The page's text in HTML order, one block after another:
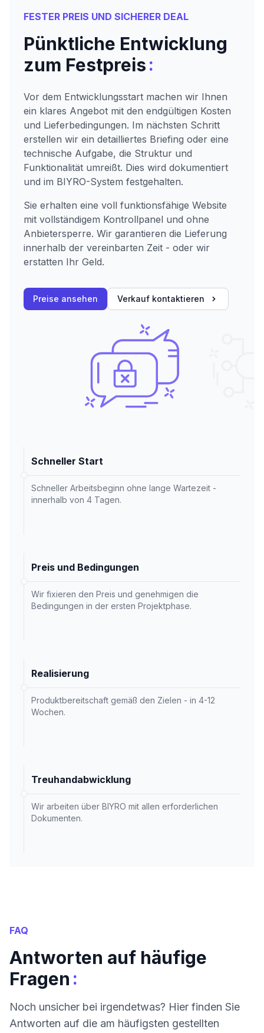
FESTER PREIS UND SICHERER DEAL
Pünktliche Entwicklung
zum Festpreis:
Vor dem Entwicklungsstart machen wir Ihnen
ein klares Angebot mit den endgültigen Kosten
und Lieferbedingungen. Im nächsten Schritt
erstellen wir ein detailliertes Briefing oder eine
technische Aufgabe, die Struktur und
Funktionalität umreißt. Dies wird dokumentiert
und im BIYRO-System festgehalten.
Sie erhalten eine voll funktionsfähige Website
mit vollständigem Kontrollpanel und ohne
Anbietersperre. Wir garantieren die Lieferung
innerhalb der vereinbarten Zeit - oder wir
erstatten Ihr Geld.
Preise ansehen Verkauf kontaktieren
Schneller Start
Schneller Arbeitsbeginn ohne lange Wartezeit -
innerhalb von 4 Tagen.
Preis und Bedingungen
Wir fixieren den Preis und genehmigen die
Bedingungen in der ersten Projektphase.
Realisierung
Produktbereitschaft gemäß den Zielen - in 4-12
Wochen.
Treuhandabwicklung
Wir arbeiten über BIYRO mit allen erforderlichen
Dokumenten.
FAQ
Antworten auf häufige
Fragen :
Noch unsicher bei irgendetwas? Hier finden Sie
Antworten auf die am häufigsten gestellten